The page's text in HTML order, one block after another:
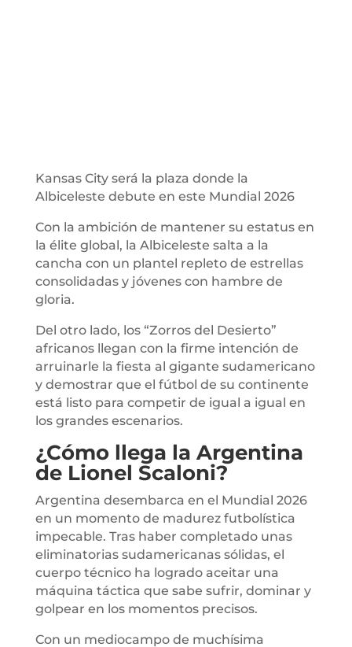
Kansas City será la plaza donde la
Albiceleste debute en este Mundial 2026
Con la ambición de mantener su estatus en
la élite global, la Albiceleste salta a la
cancha con un plantel repleto de estrellas
consolidadas y jóvenes con hambre de
gloria.
Del otro lado, los “Zorros del Desierto”
africanos llegan con la firme intención de
arruinarle la fiesta al gigante sudamericano
y demostrar que el fútbol de su continente
está listo para competir de igual a igual en
los grandes escenarios.
¿Cómo llega la Argentina
de Lionel Scaloni?
Argentina desembarca en el Mundial 2026
en un momento de madurez futbolística
impecable. Tras haber completado unas
eliminatorias sudamericanas sólidas, el
cuerpo técnico ha logrado aceitar una
máquina táctica que sabe sufrir, dominar y
golpear en los momentos precisos.
Con un mediocampo de muchísima